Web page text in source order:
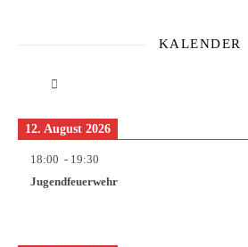
KALENDER
12. August 2026
18:00 - 19:30
Jugendfeuerwehr